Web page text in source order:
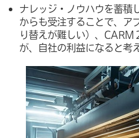
ナレッジ・ノウハウを蓄積
からも受注することで、ア
り替えが難しい）、CARM
が、自社の利益になると考